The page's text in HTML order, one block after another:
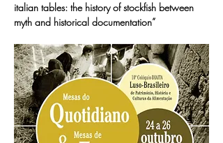
italian tables: the history of stockfish between
myth and historical documentation”